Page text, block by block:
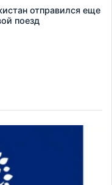
отправился еще
поезд